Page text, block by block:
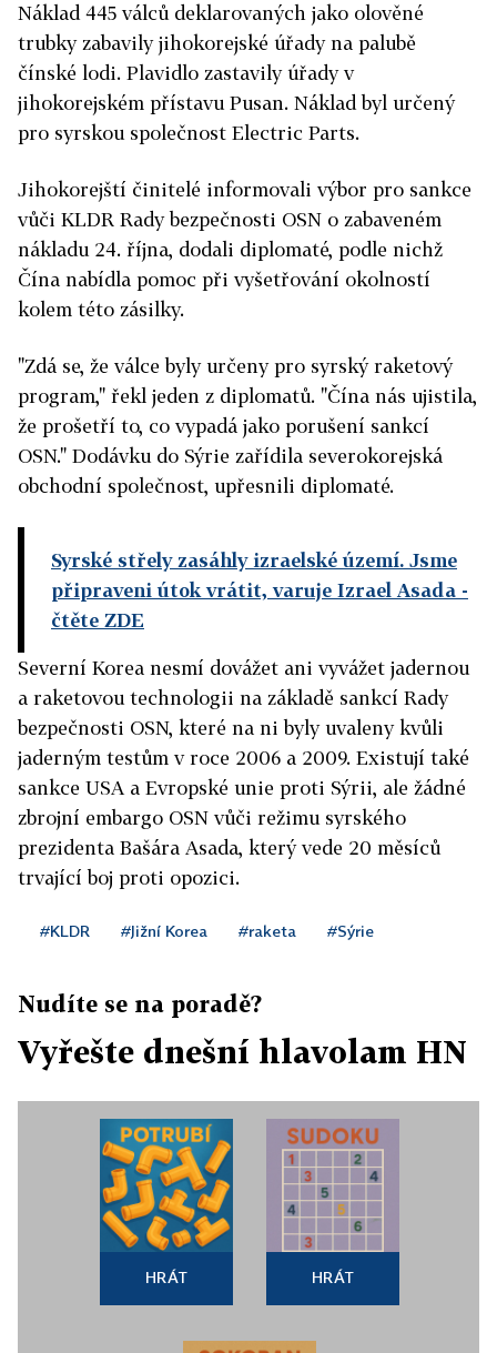
Náklad 445 válců deklarovaných jako olověné
trubky zabavily jihokorejské úřady na palubě
čínské lodi. Plavidlo zastavily úřady v
jihokorejském přístavu Pusan. Náklad byl určený
pro syrskou společnost Electric Parts.
Jihokorejští činitelé informovali výbor pro sankce
vůči KLDR Rady bezpečnosti OSN o zabaveném
nákladu 24. října, dodali diplomaté, podle nichž
Čína nabídla pomoc při vyšetřování okolností
kolem této zásilky.
"Zdá se, že válce byly určeny pro syrský raketový
program," řekl jeden z diplomatů. "Čína nás ujistila,
že prošetří to, co vypadá jako porušení sankcí
OSN." Dodávku do Sýrie zařídila severokorejská
obchodní společnost, upřesnili diplomaté.
Syrské střely zasáhly izraelské území. Jsme
připraveni útok vrátit, varuje Izrael Asada -
čtěte ZDE
Severní Korea nesmí dovážet ani vyvážet jadernou
a raketovou technologii na základě sankcí Rady
bezpečnosti OSN, které na ni byly uvaleny kvůli
jaderným testům v roce 2006 a 2009. Existují také
sankce USA a Evropské unie proti Sýrii, ale žádné
zbrojní embargo OSN vůči režimu syrského
prezidenta Bašára Asada, který vede 20 měsíců
trvající boj proti opozici.
#KLDR #Jižní Korea #raketa #Sýrie
Nudíte se na poradě?
Vyřešte dnešní hlavolam HN
HRÁT HRÁT